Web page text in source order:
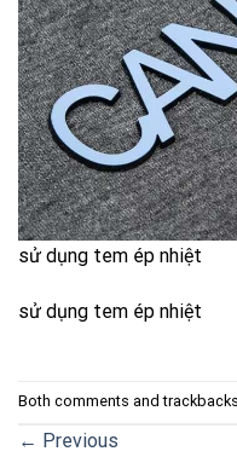
sử dụng tem ép nhiệt
sử dụng tem ép nhiệt
Both comments and
← Previous